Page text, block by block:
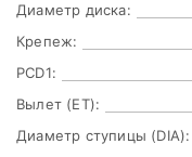
Диаметр диска:
Крепеж:
PCD1:
Вылет (ET):
Диаметр ступицы (DIA):